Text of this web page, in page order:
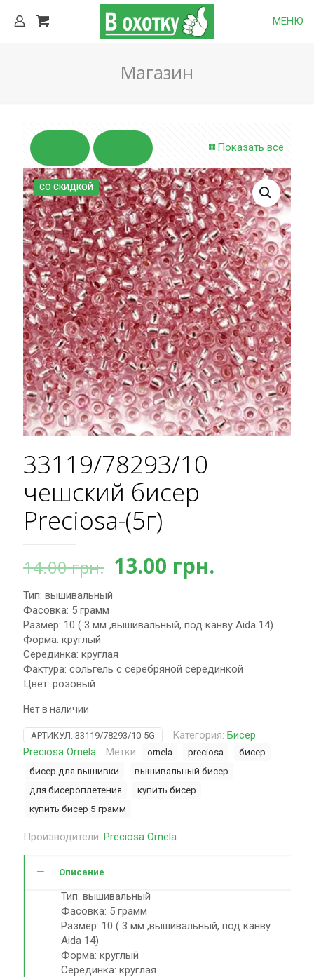
МЕНЮ
Магазин
Показать все
СО СКИДКОЙ
33119/78293/10
чешский бисер
Preciosa-(5г)
14.00грн. Первоначальная
14.00 грн..
13.00 грн.
Тип: вышивальный
Фасовка: 5 грамм
Размер: 10 ( 3 мм ,вышивальный, под канву Aida 14)
Форма: круглый
Серединка: круглая
Фактура: сольгель с серебряной серединкой
Цвет: розовый
Нет в наличии
АРТИКУЛ: 33119/78293/10-5G Категория: Бисер
Preciosa Ornela
Метки: ornela preciosa
бисер
бисер для вышивки
вышивальный бисер
для бисероплетения
купить бисер
купить бисер 5 грамм
Производители: Preciosa Ornela.
Описание
Тип: вышивальный
Фасовка: 5 грамм
Размер: 10 ( 3 мм ,вышивальный, под канву
Aida 14)
Форма: круглый
Серединка: круглая